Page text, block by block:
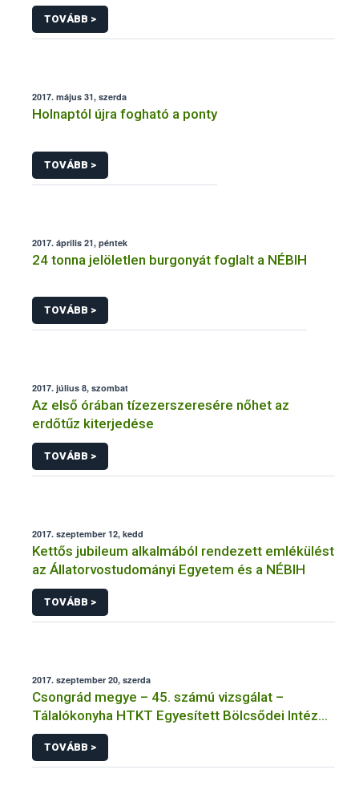
TOVÁBB >
2017. május 31, szerda
Holnaptól újra fogható a ponty
TOVÁBB >
2017. április 21, péntek
24 tonna jelöletlen burgonyát foglalt a NÉBIH
TOVÁBB >
2017. július 8, szombat
Az első órában tízezerszeresére nőhet az
erdőtűz kiterjedése
TOVÁBB >
2017. szeptember 12, kedd
Kettős jubileum alkalmából rendezett emlékülést
az Állatorvostudományi Egyetem és a NÉBIH
TOVÁBB >
2017. szeptember 20, szerda
Csongrád megye – 45. számú vizsgálat –
Tálalókonyha HTKT Egyesített Bölcsődei Intézet
Hóvirág utcai Bölcsőde
TOVÁBB >